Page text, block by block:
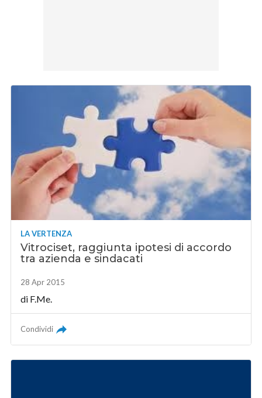
LA VERTENZA
Vitrociset, raggiunta ipotesi di accordo
tra azienda e sindacati
28 Apr 2015
di F.Me.
Condividi